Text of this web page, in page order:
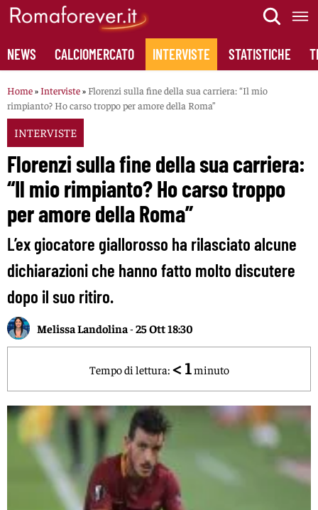
Skip
content
NEWS CALCIOMERCATO INTERVISTE STATISTICHE
Home»Interviste» Florenzi sulla fine della sua carriera: “Il mio
rimpianto? Ho carso troppo per amore della Roma”
INTERVISTE
Florenzi sulla fine della sua carriera:
“Il mio rimpianto? Ho carso troppo
per amore della Roma”
L’ex giocatore giallorosso ha rilasciato alcune
dichiarazioni che hanno fatto molto discutere
dopo il suo ritiro.
Melissa Landolina -25 Ott 18:30
Tempo di lettura: < 1 minuto